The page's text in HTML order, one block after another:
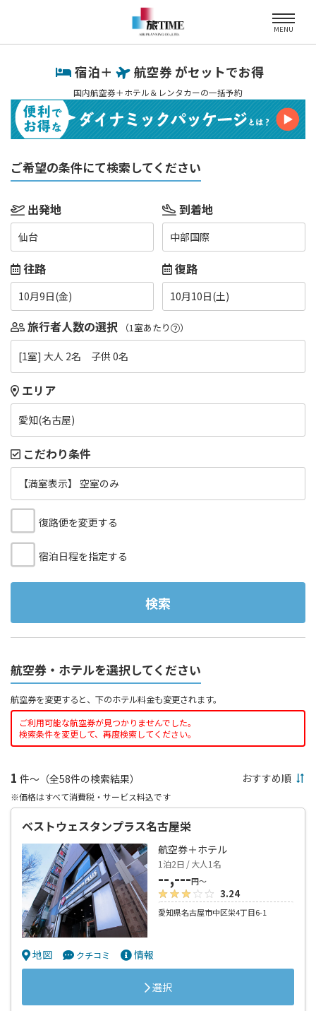
MENU
宿泊＋ 航空券 がセットでお得
国内航空券＋ホテル＆レンタカーの一括予約
ご希望の条件にて検索してください
出発地
仙台
到着地
中部国際
往路
10月9日(金)
復路
10月10日(土)
旅行者人数の選択 （1室あたり ）
[1室] 大人 2名 子供 0名
エリア
愛知(名古屋)
こだわり条件
【満室表示】 空室のみ
復路便を変更する
宿泊日程を指定する
検索
航空券・ホテルを選択してください
航空券を変更すると、下のホテル料金も変更されます。
ご利用可能な航空券が見つかりませんでした。
検索条件を変更して、再度検索してください。
1 件～（全58件の検索結果）
※価格はすべて消費税・サービス料込です
ベストウェスタンプラス名古屋栄
航空券＋ホテル
1泊2日 / 大人1名
--,---円～
3.24
愛知県名古屋市中区栄4丁目6-1
地図 クチコミ 情報
選択